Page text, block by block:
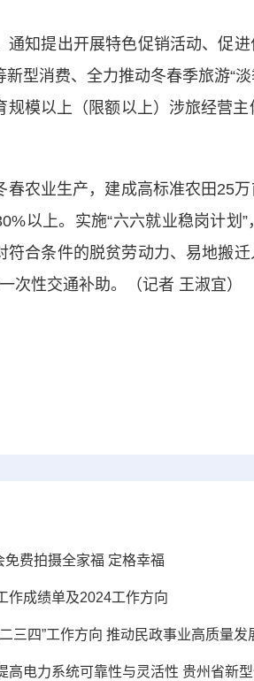
知提出开展特色促销活动、促进
型消费、全力推动冬春季旅游“
规模以上（限额以上）涉旅经营
业生产，建成高标准农田25万
以上。实施“六六就业稳岗计划
符合条件的脱贫劳动力、易地搬
次性交通补助。（记者 王淑宜）
费拍摄全家福 定格幸福
作成绩单及2024工作方向
三四”工作方向 推动民政事业高质量发
高电力系统可靠性与灵活性 贵州省新